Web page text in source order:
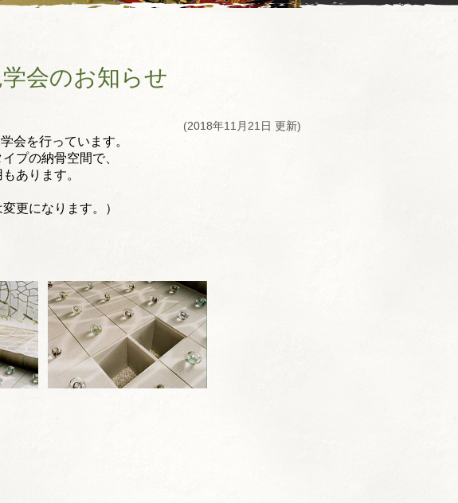
会のお知らせ
(2018年11月21日 更新)
会を行っています。
プの納骨空間で、
あります。
更になります。）